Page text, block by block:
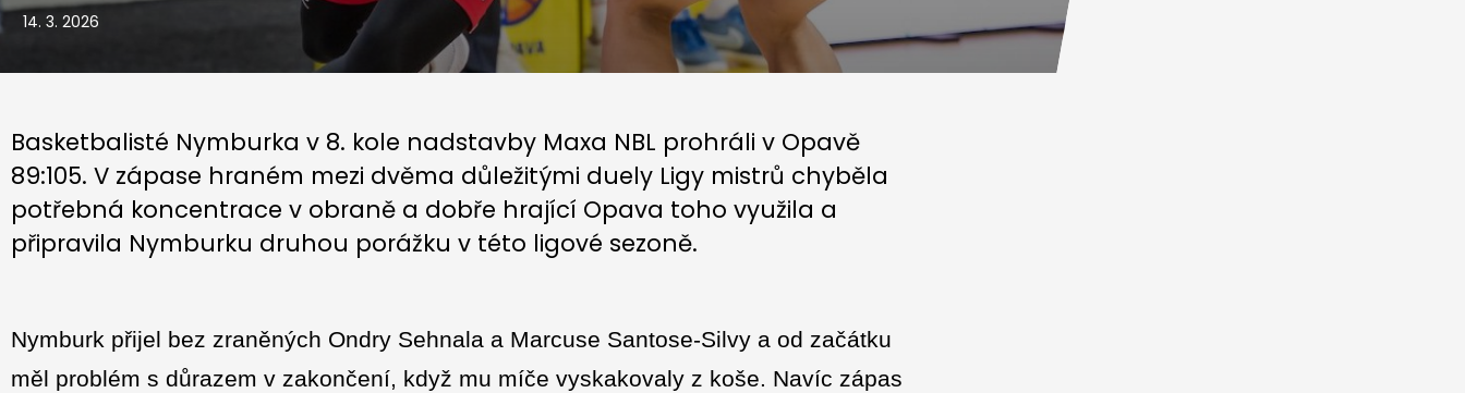
14. 3. 2026
Basketbalisté Nymburka v 8. kole nadstavby Maxa NBL prohráli v Opavě
89:105. V zápase hraném mezi dvěma důležitými duely Ligy mistrů chyběla
potřebná koncentrace v obraně a dobře hrající Opava toho využila a
připravila Nymburku druhou porážku v této ligové sezoně.
Nymburk přijel bez zraněných Ondry Sehnala a Marcuse Santose-Silvy a od začátku
měl problém s důrazem v zakončení, když mu míče vyskakovaly z koše. Navíc zápas